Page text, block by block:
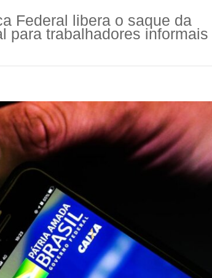
Federal libera o saque da
para trabalhadores informais